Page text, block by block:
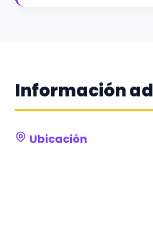
Información
Ubicación